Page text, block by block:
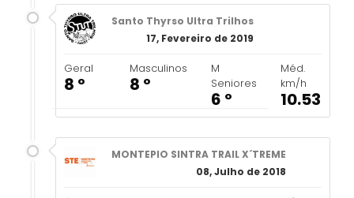
Santo Thyrso Ultra Trilhos
17, Fevereiro de 2019
Geral
8 º
Masculinos
8 º
M
Seniores
6 º
Méd.
km/h
10.53
MONTEPIO SINTRA TRAIL X´TREME
08, Julho de 2018